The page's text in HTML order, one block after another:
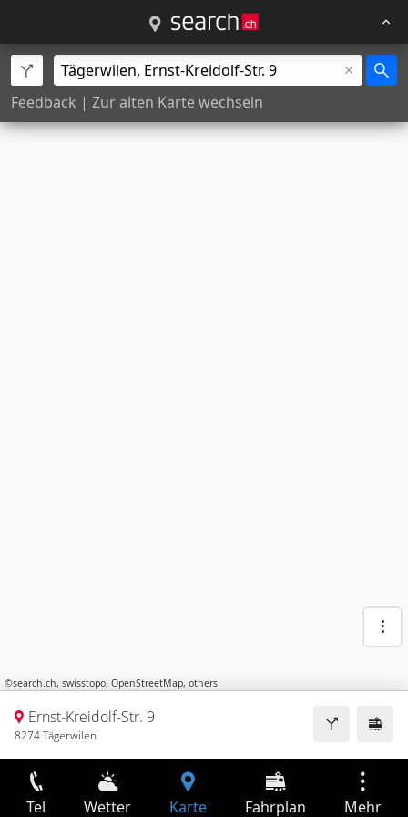
Feedback | Zur alten Karte wechseln
©search.ch, swisstopo, OpenStreetMap, others
Ernst-Kreidolf-Str. 9
8274 Tägerwilen
Tel Wetter Karte Fahrplan Mehr